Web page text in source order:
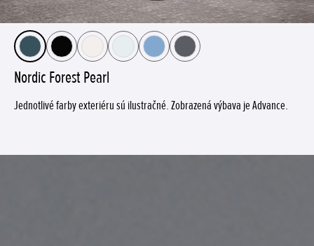
Nordic Forest Pearl
Jednotlivé farby exteriéru sú ilustračné. Zobrazená výbava je Advance.